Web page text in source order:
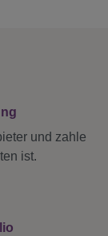
und zahle
ist.